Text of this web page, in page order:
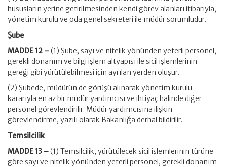
hususların yerine getirilmesinden kendi görev alanları itibarıyla,
yönetim kurulu ve oda genel sekreteri ile müdür sorumludur.
Şube
MADDE 12 –(1) Şube; sayı ve nitelik yönünden yeterli personel,
gerekli donanım ve bilgi işlem altyapısı ile sicil işlemlerinin
gereği gibi yürütülebilmesi için ayrılan yerden oluşur.
(2) Şubede, müdürün de görüşü alınarak yönetim kurulu
kararıyla en az bir müdür yardımcısı ve ihtiyaç halinde diğer
personel görevlendirilir. Müdür yardımcısına ilişkin
görevlendirme, yazılı olarak Bakanlığa derhal bildirilir.
Temsilcilik
MADDE 13 –(1) Temsilcilik; yürütülecek sicil işlemlerinin türüne
göre sayı ve nitelik yönünden yeterli personel, gerekli donanım